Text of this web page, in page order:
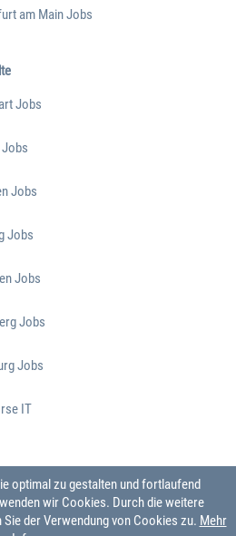
am Main Jobs
Jobs
Jobs
Jobs
Jobs
Jobs
Jobs
Jobs
IT
optimal zu gestalten und fortlaufend
wir Cookies. Durch die weitere
der Verwendung von Cookies zu. Mehr